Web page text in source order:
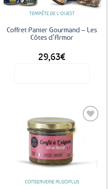
TEMPÊTE DE L'OUEST
Coffret Panier Gourmand – Les
Côtes d’Armor
29,63€
CONSERVERIE ALGOPLUS